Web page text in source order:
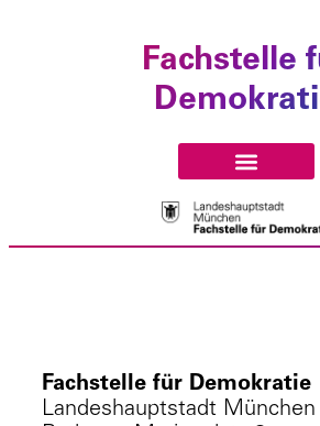
Fachstelle
Fachstelle für Demokratie
Landeshauptstadt München